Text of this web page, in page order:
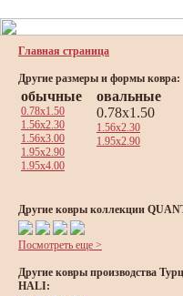
Главная страница
Другие размеры и формы ковра:
обычные
0.78x1.50
1.56x2.30
1.56x3.00
1.95x2.90
1.95x4.00
овальные
0.78x1.50
1.56x2.30
1.95x2.90
Другие ковры коллекции
Посмотреть еще >
Другие ковры производства
HALI: